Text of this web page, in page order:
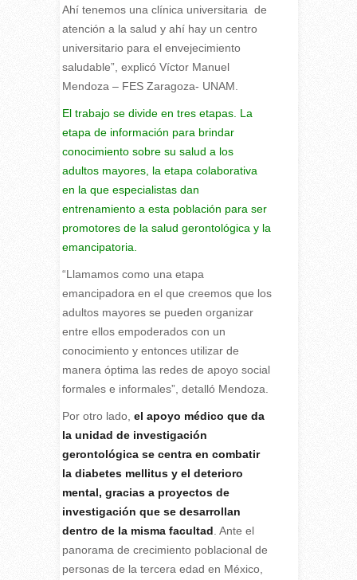
Ahí tenemos una clínica universitaria de
atención a la salud y ahí hay un centro
universitario para el envejecimiento
saludable”, explicó Víctor Manuel
Mendoza – FES Zaragoza- UNAM.
El trabajo se divide en tres etapas. La
etapa de información para brindar
conocimiento sobre su salud a los
adultos mayores, la etapa colaborativa
en la que especialistas dan
entrenamiento a esta población para ser
promotores de la salud gerontológica y la
emancipatoria.
“Llamamos como una etapa
emancipadora en el que creemos que los
adultos mayores se pueden organizar
entre ellos empoderados con un
conocimiento y entonces utilizar de
manera óptima las redes de apoyo social
formales e informales”, detalló Mendoza.
Por otro lado, el apoyo médico que da
la unidad de investigación
gerontológica se centra en combatir
la diabetes mellitus y el deterioro
mental, gracias a proyectos de
investigación que se desarrollan
dentro de la misma facultad . Ante el
panorama de crecimiento poblacional de
personas de la tercera edad en México,